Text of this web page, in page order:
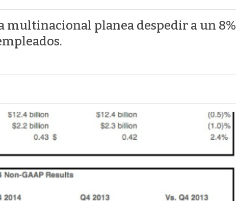
multinacional planea despedir a un 8%